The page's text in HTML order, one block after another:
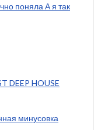
поняла А я так
DEEP HOUSE
минусовка